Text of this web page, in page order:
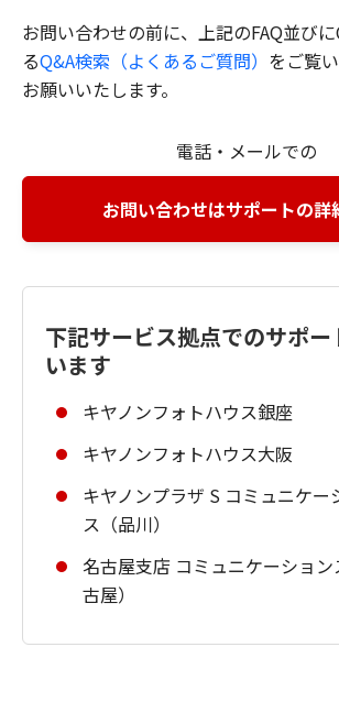
お問い合わせの前に、上記のFAQ並び
るQ&A検索（よくあるご質問） をご覧
お願いいたします。
電話・メールでの
お問い合わせはサポートの詳
下記サービス拠点でのサポー
います
キヤノンフォトハウス銀座
キヤノンフォトハウス大阪
キヤノンプラザ S コミュニケー
ス（品川）
名古屋支店 コミュニケーション
古屋）